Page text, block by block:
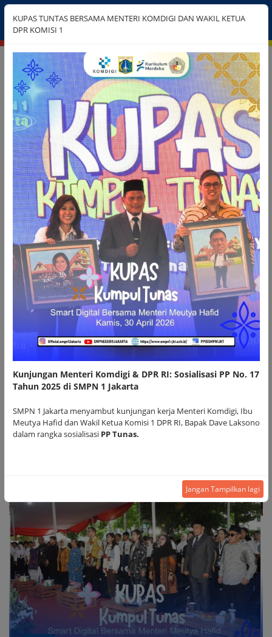
SITUS RESMI
SMP NEGERI 1 JAKARTA
21
KELAS
Tata Usaha
32
GURU
Tata Usaha
12
PEGAWAI
Tata Usaha
756
MURID
Tata Usaha
KUPAS TUNTAS BERSAMA MENTERI KOMDIGI DAN WAKIL KETUA
DPR KOMISI 1
Kunjungan Menteri Komdigi & DPR RI: Sosialisasi PP No. 17
Tahun 2025 di SMPN 1 Jakarta
SMPN 1 Jakarta menyambut kunjungan kerja Menteri Komdigi, Ibu
Meutya Hafid dan Wakil Ketua Komisi 1 DPR RI, Bapak Dave Laksono
dalam rangka sosialisasi PP Tunas.
Jangan Tampilkan lagi